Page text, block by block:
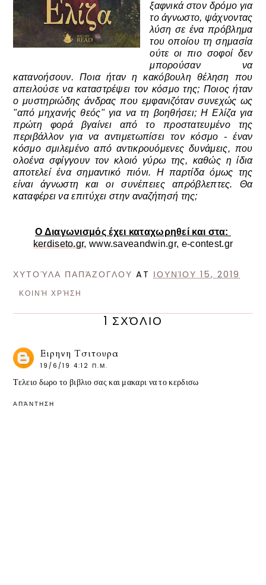
ξαφνικά στον δρόμο για
το άγνωστο, ψάχνοντας
λύση σε ένα πρόβλημα
του οποίου τη σημασία
ούτε οι πιο σοφοί δεν
μπορούσαν να
κατανοήσουν. Ποια ήταν η κακόβουλη θέληση που
απειλούσε να καταστρέψει τον κόσμο της; Ποιος ήταν
ο μυστηριώδης άνδρας που εμφανιζόταν συνεχώς ως
"από μηχανής θεός" για να τη βοηθήσει; Η Ελίζα για
πρώτη φορά βγαίνει από το προστατευμένο της
περιβάλλον για να αντιμετωπίσει τον κόσμο - έναν
κόσμο σμιλεμένο από αντικρουόμενες δυνάμεις, που
ολοένα σφίγγουν τον κλοιό γύρω της, καθώς η ίδια
αποτελεί ένα σημαντικό πιόνι. Η παρτίδα όμως της
είναι άγνωστη και οι συνέπειες απρόβλεπτες. Θα
καταφέρει να επιτύχει στην αναζήτησή της;
Ο Διαγωνισμός έχει καταχωρηθεί και στα:
kerdiseto.gr, www.saveandwin.gr, e-contest.gr
ΧΥΤΟΎΛΑ ΠΑΠΆΖΟΓΛΟΥ AT ΙΟΥΝΊΟΥ 15, 2019
ΚΟΙΝΉ ΧΡΉΣΗ
1 ΣΧΌΛΙΟ
Ειρηνη Τσιτουρα
19/6/19 4:12 Π.Μ.
Τελειο δωρο το βιβλιο σας και μακαρι να το κερδισω
ΑΠΆΝΤΗΣΗ